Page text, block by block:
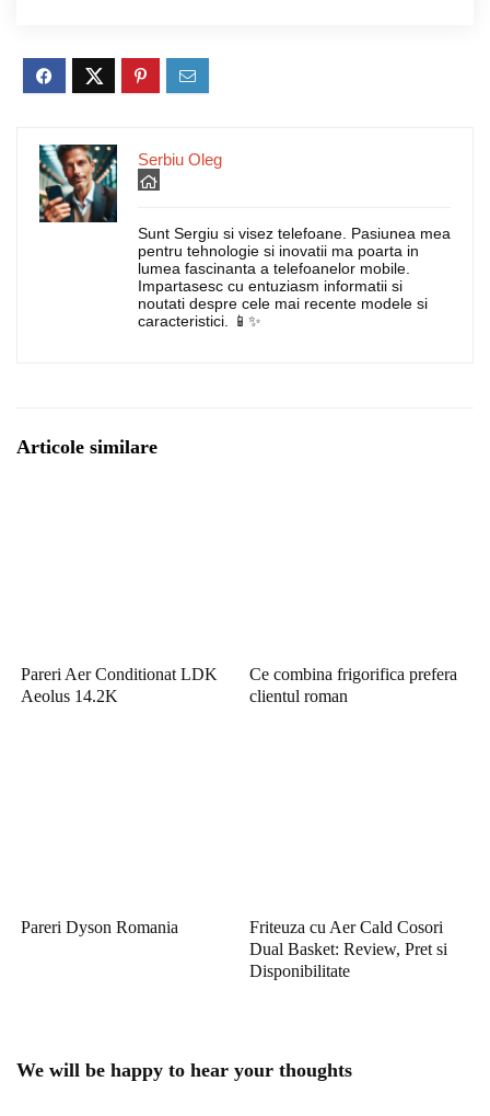
Serbiu Oleg
Sunt Sergiu si visez telefoane. Pasiunea mea
pentru tehnologie si inovatii ma poarta in
lumea fascinanta a telefoanelor mobile.
Impartasesc cu entuziasm informatii si
noutati despre cele mai recente modele si
caracteristici. 📱✨
Articole similare
Pareri Aer Conditionat LDK
Aeolus 14.2K
Ce combina frigorifica prefera
clientul roman
Pareri Dyson Romania
Friteuza cu Aer Cald Cosori
Dual Basket: Review, Pret si
Disponibilitate
We will be happy to hear your thoughts